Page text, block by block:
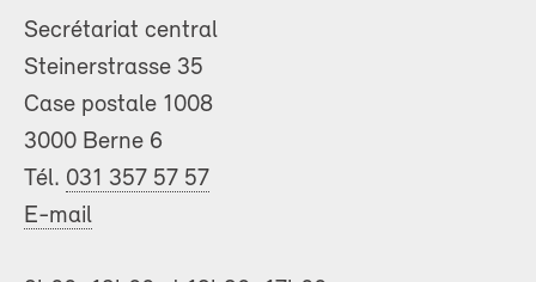
Secrétariat central
Steinerstrasse 35
Case postale 1008
3000 Berne 6
Tél. 031 357 57 57
E-mail